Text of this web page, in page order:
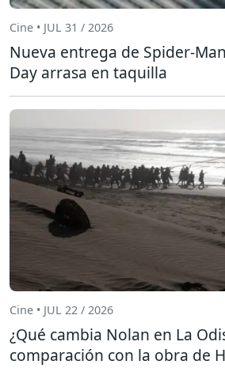
Cine • JUL 31 / 2026
Nueva entrega de Spider-
Day arrasa en taquilla
Cine • JUL 22 / 2026
¿Qué cambia Nolan en La
comparación con la obra de